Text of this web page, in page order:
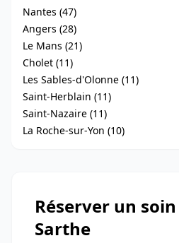
Nantes (47)
Angers (28)
Le Mans (21)
Cholet (11)
Les Sables-d'Olonne (11)
Saint-Herblain (11)
Saint-Nazaire (11)
La Roche-sur-Yon (10)
Réserver un
Sarthe